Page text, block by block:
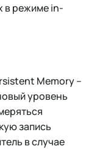
в режиме in-
Memory –
уровень
запись
в случае